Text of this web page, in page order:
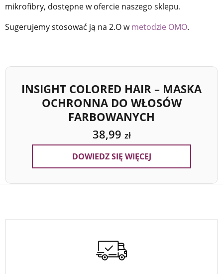
mikrofibry, dostępne w ofercie naszego sklepu.
Sugerujemy stosować ją na 2.O wmetodzie OMO.
INSIGHT COLORED HAIR – MASKA
OCHRONNA DO WŁOSÓW
FARBOWANYCH
38,99 zł
DOWIEDZ SIĘ WIĘCEJ